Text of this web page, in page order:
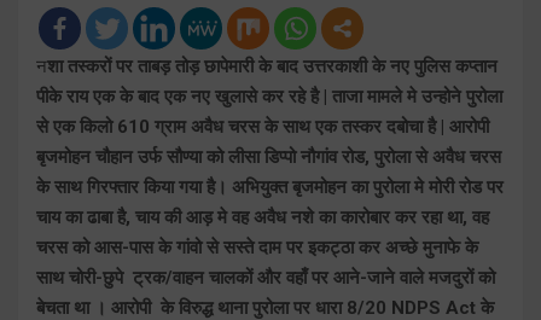
नशा तस्करों पर ताबड़ तोड़ छापेमारी के बाद उत्तरकाशी के नए पुलिस कप्तान
पीके राय एक के बाद एक नए खुलासे कर रहे है | ताजा मामले मे उन्होने पुरोला
से एक किलो 610 ग्राम अवैध चरस के साथ एक तस्कर दबोचा है | आरोपी
बृजमोहन चौहान उर्फ सौण्या को लीसा डिप्पो नौगांव रोड, पुरोला से अवैध चरस
के साथ गिरफ्तार किया गया है। अभियुक्त बृजमोहन का पुरोला मे मोरी रोड पर
चाय का ढाबा है, चाय की आड़ मे वह अवैध नशे का कारोबार कर रहा था, वह
चरस को आस-पास के गांवो से सस्ते दाम पर इकट्ठा कर अच्छे मुनाफे के
साथ चोरी-छुपे ट्रक/वाहन चालकों और वहाँ पर आने-जाने वाले मजदुरों को
बेचता था । आरोपी के विरुद्ध थाना पुरोला पर धारा 8/20 NDPS Act के